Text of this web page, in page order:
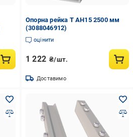
Опорна рейка Т АН15 2500 мм
(3088046912)
оцінити
1 222 ₴/шт.
Доставимо